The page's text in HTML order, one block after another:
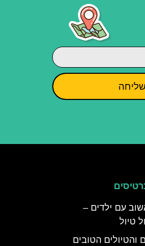
שליחה
עם ילדים –
טיול
והטיולים הטובים